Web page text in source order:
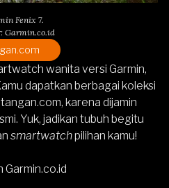
Fenix 7.
Garmin.co.id
wanita versi Garmin,
dapatkan berbagai koleksi
karena dijamin
Yuk, jadikan tubuh begitu
smartwatchpilihan kamu!
Garmin.co.id